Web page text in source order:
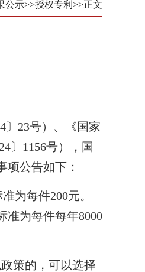
公示>>授权专利 >>正文
〕23号）、《国家
〕1156号），国
公告如下：
为每件200元。
准为每件每年8000
策的，可以选择